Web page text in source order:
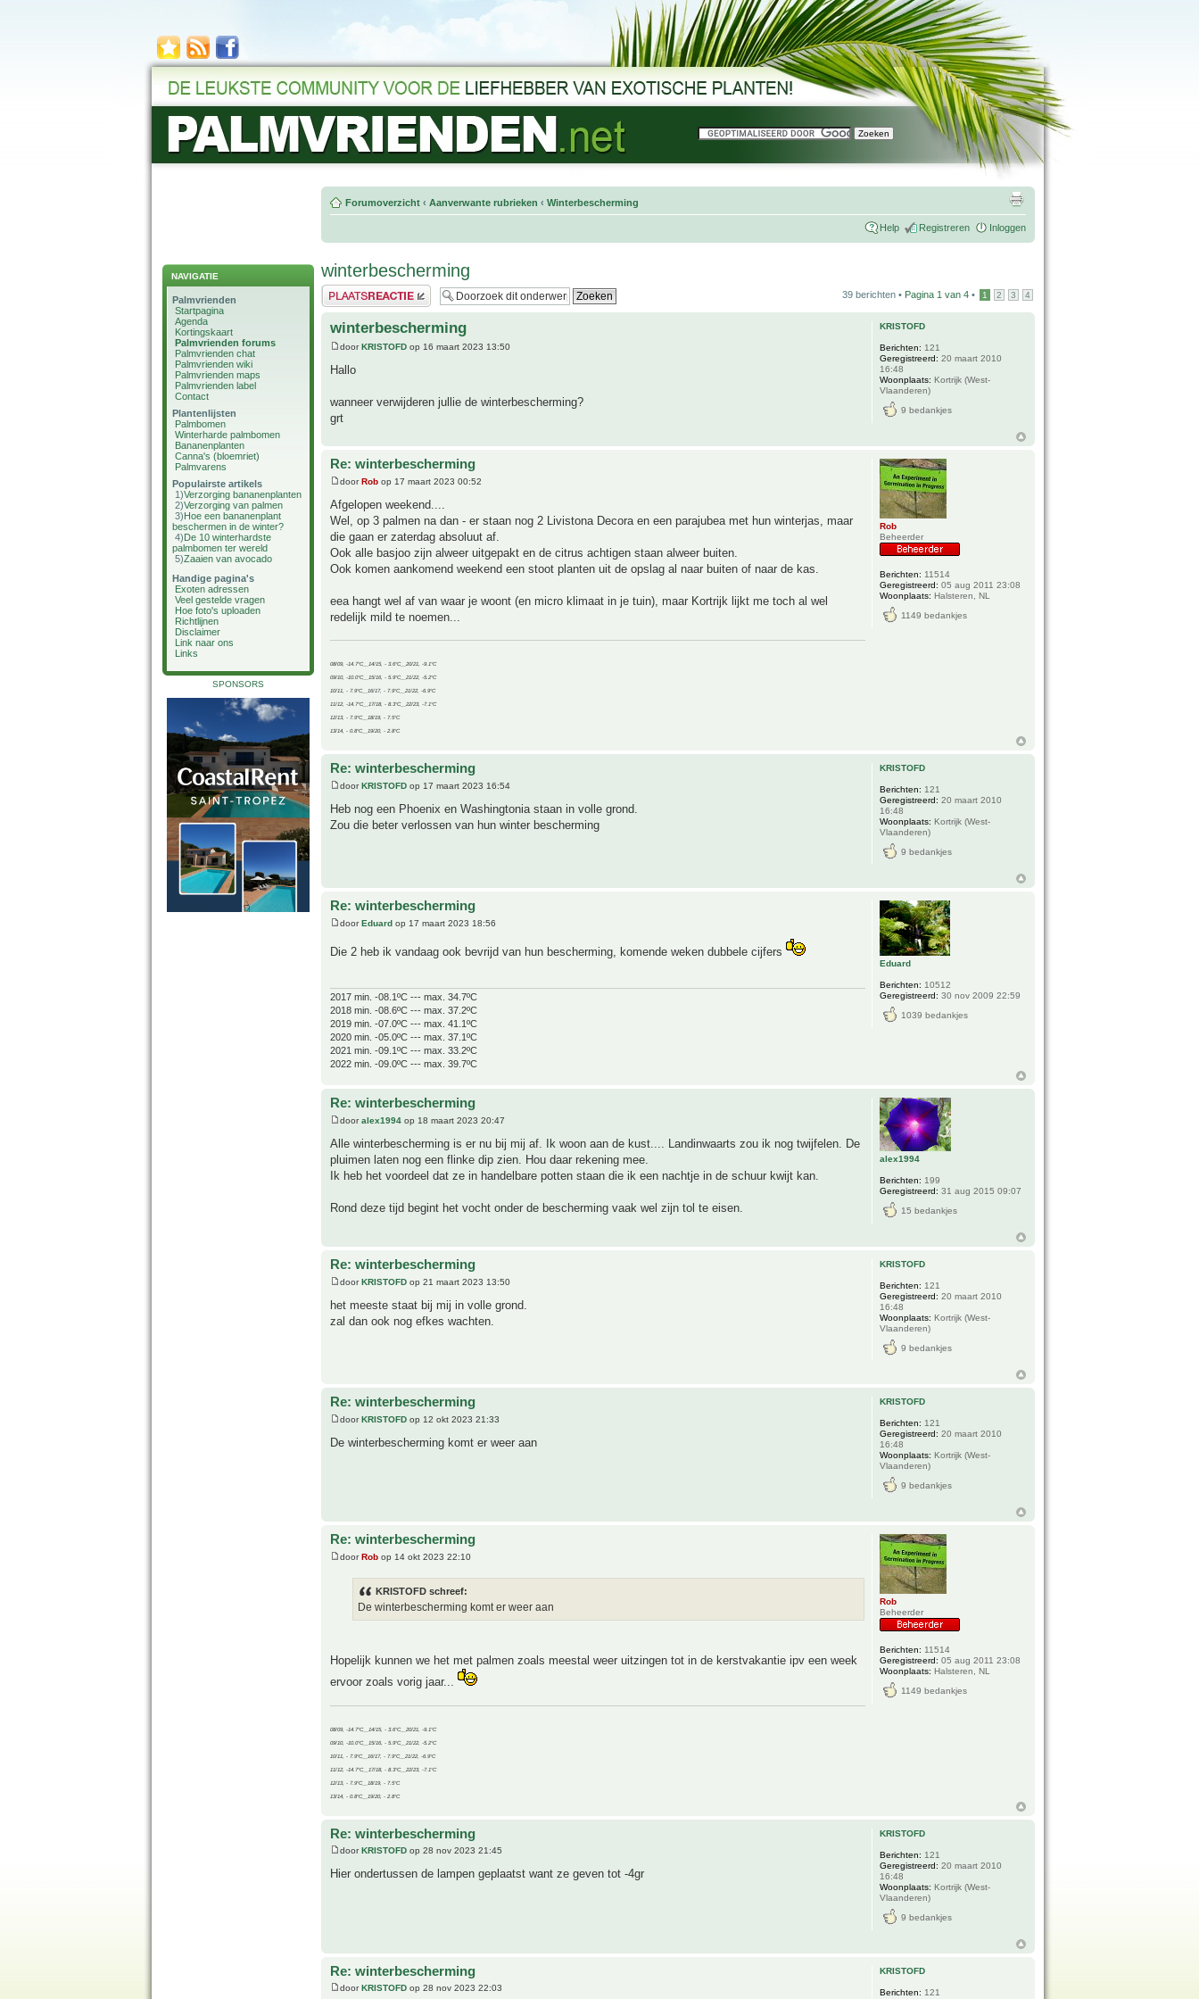
NAVIGATIE
Palmvrienden
Startpagina
Agenda
Kortingskaart
Palmvrienden forums
Palmvrienden chat
Palmvrienden wiki
Palmvrienden maps
Palmvrienden label
Contact
Plantenlijsten
Palmbomen
Winterharde palmbomen
Bananenplanten
Canna's (bloemriet)
Palmvarens
Populairste artikels
1)Verzorging bananenplanten
2)Verzorging van palmen
3)Hoe een bananenplant
beschermen in de winter?
4)De 10 winterhardste
palmbomen ter wereld
5)Zaaien van avocado
Handige pagina's
Exoten adressen
Veel gestelde vragen
Hoe foto's uploaden
Richtlijnen
Disclaimer
Link naar ons
Links
SPONSORS
Forumoverzicht ‹ Aanverwante rubrieken ‹ Winterbescherming
Help Registreren Inloggen
winterbescherming
Plaats een reactie 39 berichten • Pagina 1 van 4 • 1 2 3 4
winterbescherming
doorKRISTOFD op 16 maart 2023 13:50
Hallo
wanneer verwijderen jullie de winterbescherming?
grt
KRISTOFD
Berichten: 121
Geregistreerd: 20 maart 2010
16:48
Woonplaats: Kortrijk (West-
Vlaanderen)
9 bedankjes
Re: winterbescherming
doorRob op 17 maart 2023 00:52
Afgelopen weekend....
Wel, op 3 palmen na dan - er staan nog 2 Livistona Decora en een parajubea met hun winterjas, maar
die gaan er zaterdag absoluut af.
Ook alle basjoo zijn alweer uitgepakt en de citrus achtigen staan alweer buiten.
Ook komen aankomend weekend een stoot planten uit de opslag al naar buiten of naar de kas.
eea hangt wel af van waar je woont (en micro klimaat in je tuin), maar Kortrijk lijkt me toch al wel
redelijk mild te noemen...
08/09, -14.7°C__14/15, - 3.6°C__20/21, -9.1°C
09/10, -10.0°C__15/16, - 5.9°C__21/22, -5.2°C
10/11, - 7.9°C__16/17, - 7.9°C__21/22, -6.9°C
11/12, -14.7°C__17/18, - 8.3°C__22/23, -7.1°C
12/13, - 7.9°C__18/19, - 7.5°C
13/14, - 0.8°C__19/20, - 2.8°C
Rob
Beheerder
Berichten: 11514
Geregistreerd: 05 aug 2011 23:08
Woonplaats: Halsteren, NL
1149 bedankjes
Re: winterbescherming
doorKRISTOFD op 17 maart 2023 16:54
Heb nog een Phoenix en Washingtonia staan in volle grond.
Zou die beter verlossen van hun winter bescherming
KRISTOFD
Berichten: 121
Geregistreerd: 20 maart 2010
16:48
Woonplaats: Kortrijk (West-
Vlaanderen)
9 bedankjes
Re: winterbescherming
doorEduard op 17 maart 2023 18:56
Die 2 heb ik vandaag ook bevrijd van hun bescherming, komende weken dubbele cijfers
2017 min. -08.1ºC --- max. 34.7ºC
2018 min. -08.6ºC --- max. 37.2ºC
2019 min. -07.0ºC --- max. 41.1ºC
2020 min. -05.0ºC --- max. 37.1ºC
2021 min. -09.1ºC --- max. 33.2ºC
2022 min. -09.0ºC --- max. 39.7ºC
Eduard
Berichten: 10512
Geregistreerd: 30 nov 2009 22:59
1039 bedankjes
Re: winterbescherming
dooralex1994 op 18 maart 2023 20:47
Alle winterbescherming is er nu bij mij af. Ik woon aan de kust.... Landinwaarts zou ik nog twijfelen. De
pluimen laten nog een flinke dip zien. Hou daar rekening mee.
Ik heb het voordeel dat ze in handelbare potten staan die ik een nachtje in de schuur kwijt kan.
Rond deze tijd begint het vocht onder de bescherming vaak wel zijn tol te eisen.
alex1994
Berichten: 199
Geregistreerd: 31 aug 2015 09:07
15 bedankjes
Re: winterbescherming
doorKRISTOFD op 21 maart 2023 13:50
het meeste staat bij mij in volle grond.
zal dan ook nog efkes wachten.
KRISTOFD
Berichten: 121
Geregistreerd: 20 maart 2010
16:48
Woonplaats: Kortrijk (West-
Vlaanderen)
9 bedankjes
Re: winterbescherming
doorKRISTOFD op 12 okt 2023 21:33
De winterbescherming komt er weer aan
KRISTOFD
Berichten: 121
Geregistreerd: 20 maart 2010
16:48
Woonplaats: Kortrijk (West-
Vlaanderen)
9 bedankjes
Re: winterbescherming
doorRob op 14 okt 2023 22:10
KRISTOFD schreef:
De winterbescherming komt er weer aan
Hopelijk kunnen we het met palmen zoals meestal weer uitzingen tot in de kerstvakantie ipv een week
ervoor zoals vorig jaar...
08/09, -14.7°C__14/15, - 3.6°C__20/21, -9.1°C
09/10, -10.0°C__15/16, - 5.9°C__21/22, -5.2°C
10/11, - 7.9°C__16/17, - 7.9°C__21/22, -6.9°C
11/12, -14.7°C__17/18, - 8.3°C__22/23, -7.1°C
12/13, - 7.9°C__18/19, - 7.5°C
13/14, - 0.8°C__19/20, - 2.8°C
Rob
Beheerder
Berichten: 11514
Geregistreerd: 05 aug 2011 23:08
Woonplaats: Halsteren, NL
1149 bedankjes
Re: winterbescherming
doorKRISTOFD op 28 nov 2023 21:45
Hier ondertussen de lampen geplaatst want ze geven tot -4gr
KRISTOFD
Berichten: 121
Geregistreerd: 20 maart 2010
16:48
Woonplaats: Kortrijk (West-
Vlaanderen)
9 bedankjes
Re: winterbescherming
doorKRISTOFD op 28 nov 2023 22:03
KRISTOFD
Berichten: 121